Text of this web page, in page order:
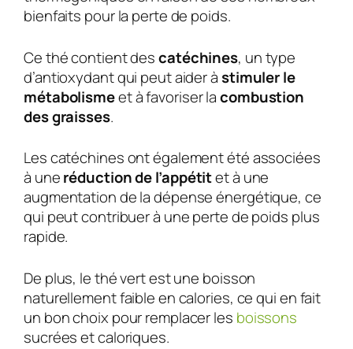
bienfaits pour la perte de poids.
Ce thé contient descatéchines, un type
d’antioxydant qui peut aider àstimuler le
métabolismeet à favoriser lacombustion
des graisses.
Les catéchines ont également été associées
à uneréduction de l’appétitet à une
augmentation de la dépense énergétique, ce
qui peut contribuer à une perte de poids plus
rapide.
De plus, le thé vert est une boisson
naturellement faible en calories, ce qui en fait
un bon choix pour remplacer les boissons
sucrées et caloriques.